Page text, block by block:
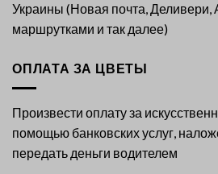
Украины (Новая почта, Деливери,
маршрутками и так далее)
ОПЛАТА ЗА ЦВЕТЫ
Произвести оплату за
помощью банковских услуг,
передать деньги водителем